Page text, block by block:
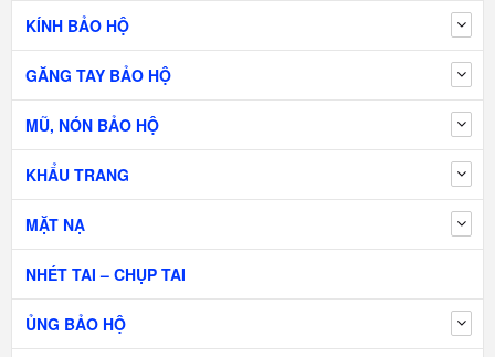
KÍNH BẢO HỘ
GĂNG TAY BẢO HỘ
MŨ, NÓN BẢO HỘ
KHẨU TRANG
MẶT NẠ
NHÉT TAI – CHỤP TAI
ỦNG BẢO HỘ